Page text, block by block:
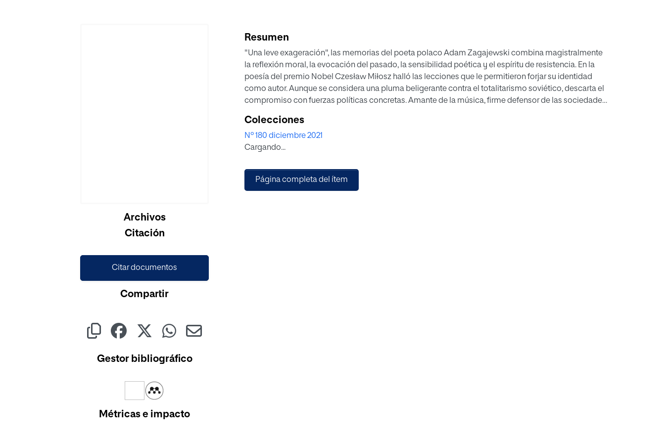
Archivos
Citación
Citar documentos
Compartir
Gestor bibliográfico
Métricas e impacto
Resumen
"Una leve exageración", las memorias del poeta polaco Adam Zagajewski combina magistralmente
la reflexión moral, la evocación del pasado, la sensibilidad poética y el espíritu de resistencia. En la
poesía del premio Nobel Czesław Miłosz halló las lecciones que le permitieron forjar su identidad
como autor. Aunque se considera una pluma beligerante contra el totalitarismo soviético, descarta el
compromiso con fuerzas políticas concretas. Amante de la música, firme defensor de las sociedades
Bach.
Colecciones
Nº 180 diciembre 2021
Cargando...
Página completa del ítem